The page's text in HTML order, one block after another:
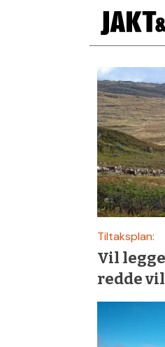
Tiltaksplan:
Vil
redde